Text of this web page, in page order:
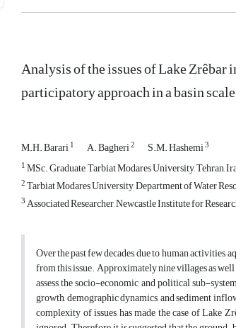
Analysis of the issues of Lake Zrêbar
participatory approach in a basin scale
M.H. Barari1 A. Bagheri2 S.M. Hashemi3
1MSc. Graduate, Tarbiat Modares University, Tehran,
2Tarbiat Modares University, Department of Water
3Associated Researcher, Newcastle Institute for
Over the past few decades, due to human
from this issue. Approximately nine villages as
assess the socio-economic and political sub-
growth, demographic dynamics, and sediment
complexity of issues has made the case of Lake